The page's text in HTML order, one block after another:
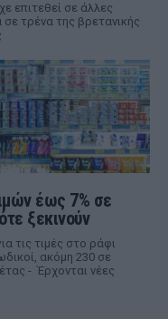
επιτεθεί σε άλλες
σε τρένα της βρετανικής
έως 7% σε
ξεκινούν
τις τιμές στο ράφι
ακόμη 230 σε
- Έρχονται νέες